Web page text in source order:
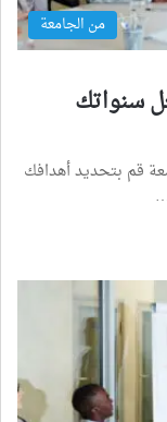
من الجامعة
سنواتك
قم بتحديد أهدافك